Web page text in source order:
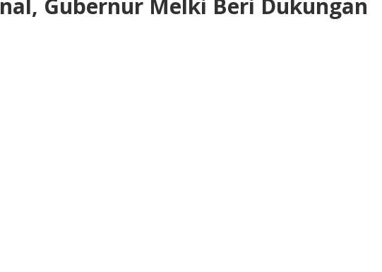
Gubernur Melki Beri Dukungan